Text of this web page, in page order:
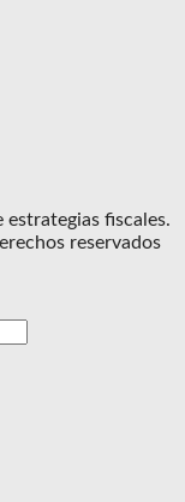
estrategias fiscales.
reservados